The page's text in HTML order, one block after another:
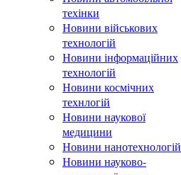
техінки
Новини військових
технологій
Новини інформаційних
технологій
Новини космічних
технлогій
Новини наукової
медицини
Новини нанотехнологій
Новини науково-